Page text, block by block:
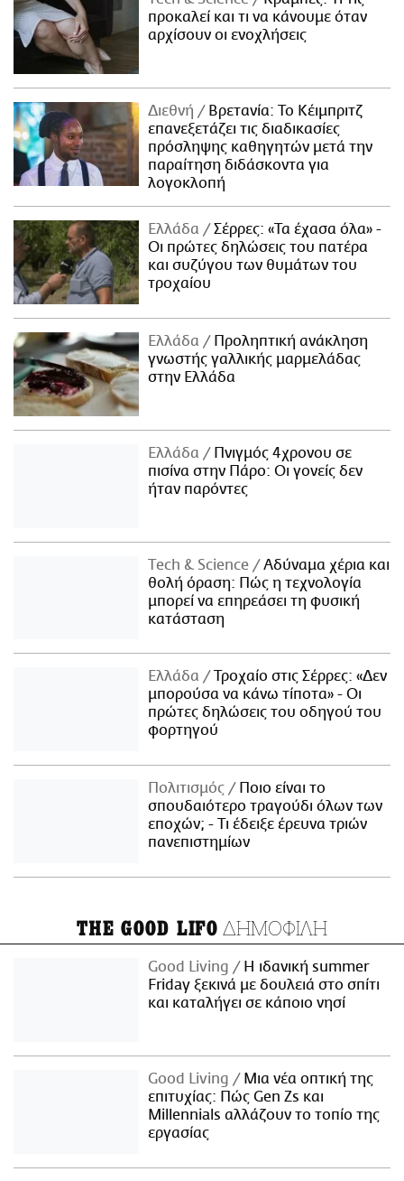
προκαλεί και τι να κάνουμε όταν
αρχίσουν οι ενοχλήσεις
Διεθνή
Βρετανία: Το Κέιμπριτζ
επανεξετάζει τις διαδικασίες
πρόσληψης καθηγητών μετά την
παραίτηση διδάσκοντα για
λογοκλοπή
Ελλάδα
Σέρρες: «Τα έχασα όλα» -
Οι πρώτες δηλώσεις του πατέρα
και συζύγου των θυμάτων του
τροχαίου
Ελλάδα
Προληπτική ανάκληση
γνωστής γαλλικής μαρμελάδας
στην Ελλάδα
Ελλάδα
Πνιγμός 4χρονου σε
πισίνα στην Πάρο: Οι γονείς δεν
ήταν παρόντες
Τech & Science
Αδύναμα χέρια και
θολή όραση: Πώς η τεχνολογία
μπορεί να επηρεάσει τη φυσική
κατάσταση
Ελλάδα
Τροχαίο στις Σέρρες: «Δεν
μπορούσα να κάνω τίποτα» - Οι
πρώτες δηλώσεις του οδηγού του
φορτηγού
Πολιτισμός
Ποιο είναι το
σπουδαιότερο τραγούδι όλων των
εποχών; - Τι έδειξε έρευνα τριών
πανεπιστημίων
THE GOOD LIFO ΔΗΜΟΦΙΛΗ
Good Living
Η ιδανική summer
Friday ξεκινά με δουλειά στο σπίτι
και καταλήγει σε κάποιο νησί
Good Living
Μια νέα οπτική της
επιτυχίας: Πώς Gen Zs και
Millennials αλλάζουν το τοπίο της
εργασίας